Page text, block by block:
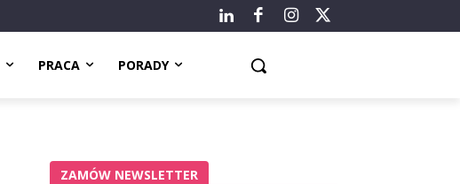
PRACA PORADY
ZAMÓW NEWSLETTER